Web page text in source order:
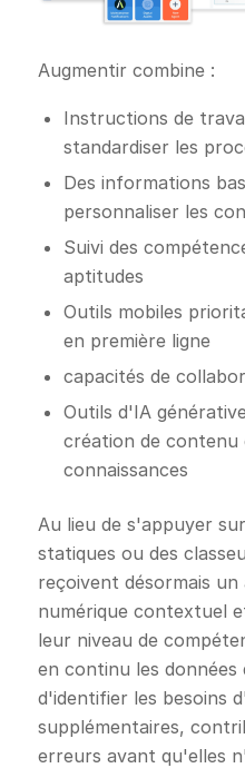
Augmentir combine :
Instructions de
standardiser les
Des informations
personnaliser les
Suivi des
aptitudes
Outils mobiles
en première ligne
capacités de
Outils d'IA
création de contenu
connaissances
Au lieu de s'appuyer
statiques ou des
reçoivent désormais
numérique contextuel
leur niveau de
en continu les
d'identifier les besoins
supplémentaires,
erreurs avant qu'elles